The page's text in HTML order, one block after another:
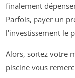
finalement
Parfois, payer un
l'investissement le
Alors, sortez votre
piscine vous